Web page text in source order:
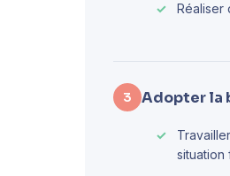
Réaliser
3 Adopter la
situation